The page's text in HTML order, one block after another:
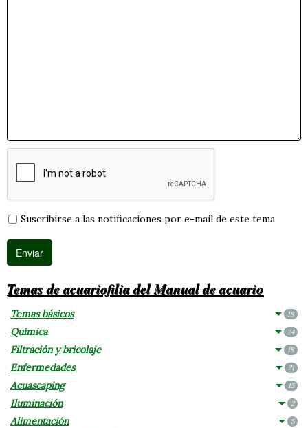
Suscribirse a las notificaciones por e-mail de este tema
Temas de acuariofilia del Manual de acuario
Temas básicos 18
Química 24
Filtración y bricolaje 18
Enfermedades 21
Acuascaping 15
Iluminación 2
Alimentación 5